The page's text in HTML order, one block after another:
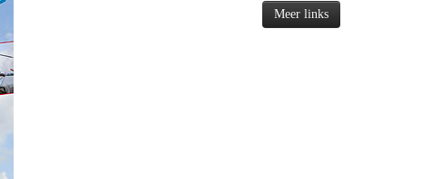
Meer links